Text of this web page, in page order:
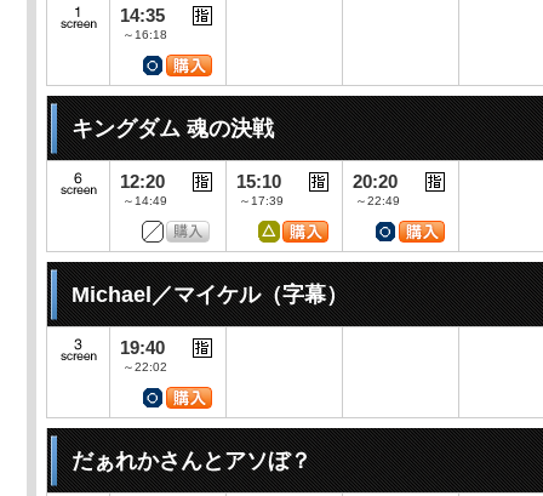
14:35
～16:18
キングダム 魂の決戦
12:20
～14:49
15:10
～17:39
20:20
～22:49
Michael／マイケル（字幕）
19:40
～22:02
だぁれかさんとアソぼ？